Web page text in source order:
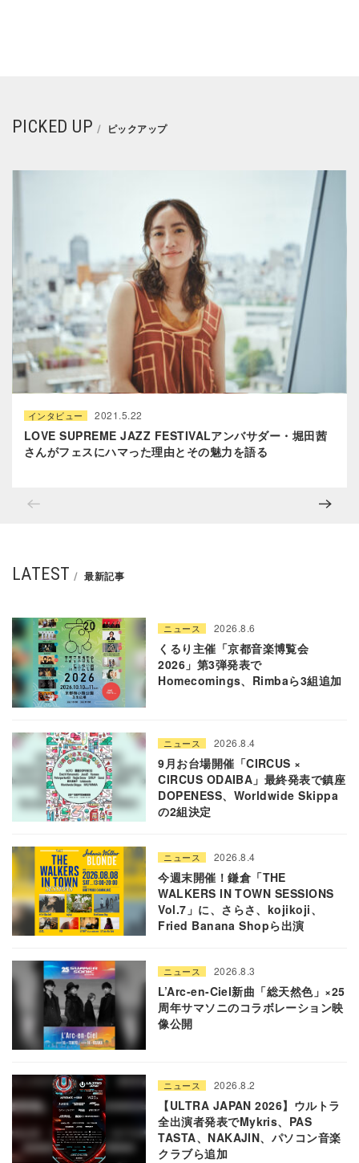
PICKED UP ピックアップ
インタビュー 2021.5.22
LOVE SUPREME JAZZ FESTIVALアンバサダー・堀田茜
さんがフェスにハマった理由とその魅力を語る
LATEST 最新記事
ニュース 2026.8.6
くるり主催「京都音楽博覧会
2026」第3弾発表で
Homecomings、Rimbaら3組追加
ニュース 2026.8.4
9月お台場開催「CIRCUS ×
CIRCUS ODAIBA」最終発表で鎮座
DOPENESS、Worldwide Skippa
の2組決定
ニュース 2026.8.4
今週末開催！鎌倉「THE
WALKERS IN TOWN SESSIONS
Vol.7」に、さらさ、kojikoji、
Fried Banana Shopら出演
ニュース 2026.8.3
L’Arc-en-Ciel新曲「総天然色」×25
周年サマソニのコラボレーション映
像公開
ニュース 2026.8.2
【ULTRA JAPAN 2026】ウルトラ
全出演者発表でMykris、PAS
TASTA、NAKAJIN、パソコン音楽
クラブら追加